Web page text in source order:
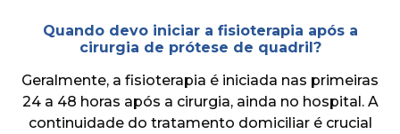
Quando devo iniciar a fisioterapia após a
cirurgia de prótese de quadril?
Geralmente, a fisioterapia é iniciada nas primeiras
24 a 48 horas após a cirurgia, ainda no hospital. A
continuidade do tratamento domiciliar é crucial